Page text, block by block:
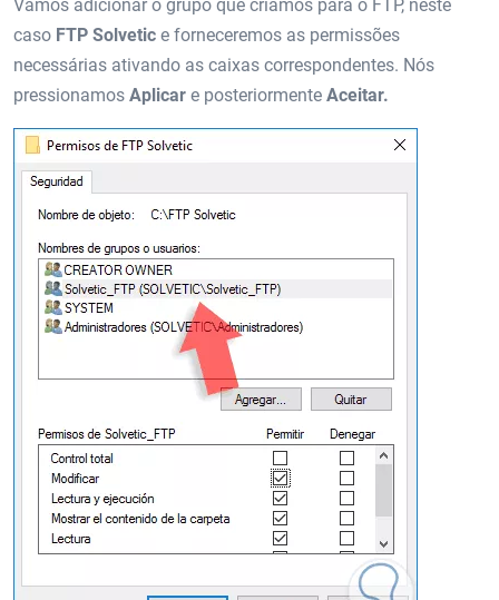
Vamos adicionar o grupo que criamos para o FTP, neste
caso FTP Solvetic e forneceremos as permissões
necessárias ativando as caixas correspondentes. Nós
pressionamos Aplicar e posteriormente Aceitar.